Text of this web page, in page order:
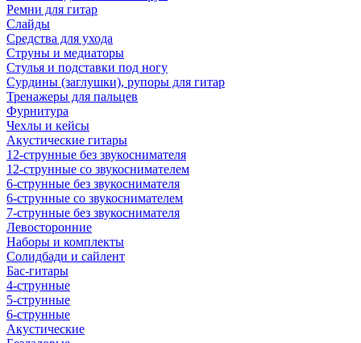
Ремни для гитар
Слайды
Средства для ухода
Струны и медиаторы
Стулья и подставки под ногу
Сурдины (заглушки), рупоры для гитар
Тренажеры для пальцев
Фурнитура
Чехлы и кейсы
Акустические гитары
12-струнные без звукоснимателя
12-струнные со звукоснимателем
6-струнные без звукоснимателя
6-струнные со звукоснимателем
7-струнные без звукоснимателя
Левосторонние
Наборы и комплекты
Солидбади и сайлент
Бас-гитары
4-струнные
5-струнные
6-струнные
Акустические